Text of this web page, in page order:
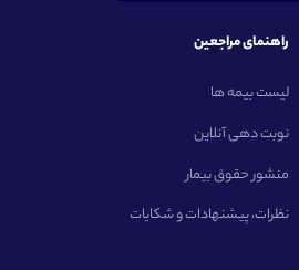
راهنمای مراجعین
لیست بیمه ها
نوبت دهی آنلاین
منشور حقوق بیمار
نظرات، پیشنهادات و شکایات